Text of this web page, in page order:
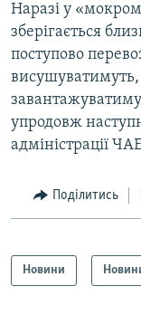
Наразі у
зберігається
поступово
висушуватимуть,
упродовж
адміністрації
Поділитись
Новини